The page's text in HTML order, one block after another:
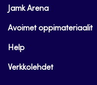
Jamk Arena
Avoimet oppimateriaalit
Help
Verkkolehdet